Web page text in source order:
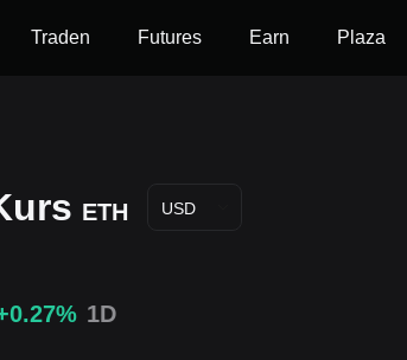
Traden Futures Earn Plaza
ETH USD
1D